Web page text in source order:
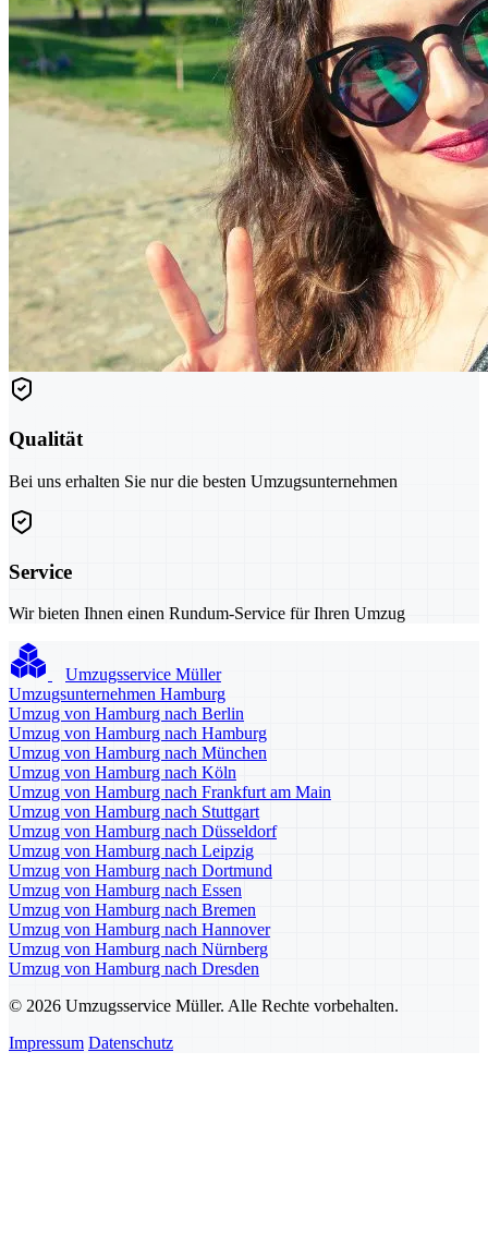
Qualität
Bei uns erhalten Sie nur die besten Umzugsunternehmen
Service
Wir bieten Ihnen einen Rundum-Service für Ihren Umzug
Umzugsservice Müller
Umzugsunternehmen Hamburg
Umzug von Hamburg nach Berlin
Umzug von Hamburg nach Hamburg
Umzug von Hamburg nach München
Umzug von Hamburg nach Köln
Umzug von Hamburg nach Frankfurt am Main
Umzug von Hamburg nach Stuttgart
Umzug von Hamburg nach Düsseldorf
Umzug von Hamburg nach Leipzig
Umzug von Hamburg nach Dortmund
Umzug von Hamburg nach Essen
Umzug von Hamburg nach Bremen
Umzug von Hamburg nach Hannover
Umzug von Hamburg nach Nürnberg
Umzug von Hamburg nach Dresden
© 2026 Umzugsservice Müller. Alle Rechte vorbehalten.
Impressum Datenschutz